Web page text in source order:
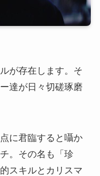
が存在します。そ
達が日々切磋琢磨
に君臨すると囁か
。その名も「珍
スキルとカリスマ